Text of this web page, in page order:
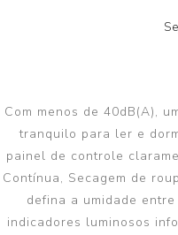
Águas Sanitárias)
de Calor II
Com menos de 40dB(A),
tranquilo para ler e
painel de controle
Contínua, Secagem de
defina a umidade
indicadores luminosos